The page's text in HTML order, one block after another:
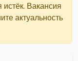
Вакансия
актуальность